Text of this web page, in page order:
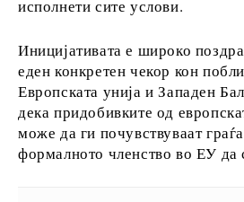
За нас Огласување
исполнети сите услови.
Иницијативата е широко
еден конкретен чекор кон
Европската унија и Западен
дека придобивките од
може да ги почувствуваат
формалното членство во ЕУ да